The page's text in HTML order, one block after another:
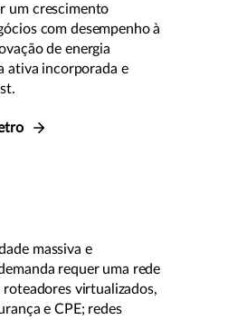
um crescimento
com desempenho à
de energia
ativa incorporada e
massiva e
requer uma rede
virtualizados,
e CPE; redes